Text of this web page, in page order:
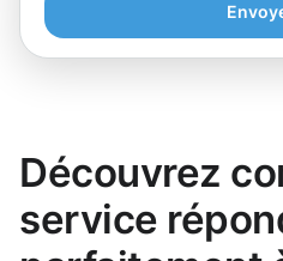
Découvrez
service